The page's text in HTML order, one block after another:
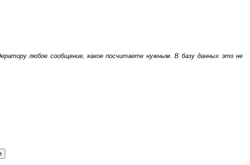
любое сообщение, какое посчитаете нужным. В базу данных это не